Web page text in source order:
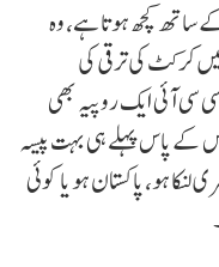
ساتھ کچھ ہوتا ہے، وہ
کرکٹ کی ترقی کی
سی آئی ایک روپیہ بھی
کے پاس پہلے ہی بہت پیسہ
ہو، پاکستان ہو یا کوئی